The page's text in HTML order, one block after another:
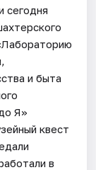
сегодня
и быта
Я»
квест
в